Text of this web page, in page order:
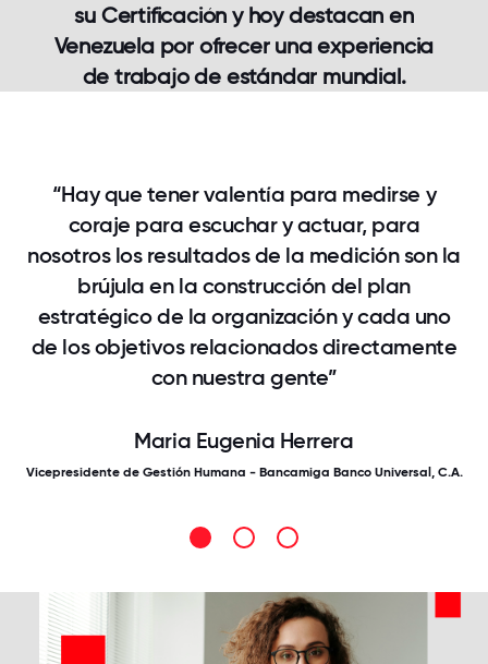
su Certificación y hoy destacan en
Venezuela por ofrecer una experiencia
de trabajo de estándar mundial.
“Hay que tener valentía para medirse y
coraje para escuchar y actuar, para
nosotros los resultados de la medición son la
brújula en la construcción del plan
estratégico de la organización y cada uno
de los objetivos relacionados directamente
con nuestra gente”
Maria Eugenia Herrera
Vicepresidente de Gestión Humana - Bancamiga Banco Universal, C.A.